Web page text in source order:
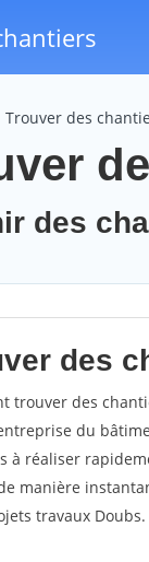
Trouver des
des
des
trouver des
du
à réaliser
manière
travaux Doubs.